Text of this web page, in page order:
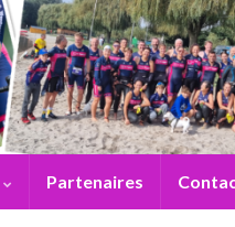
Partenaires